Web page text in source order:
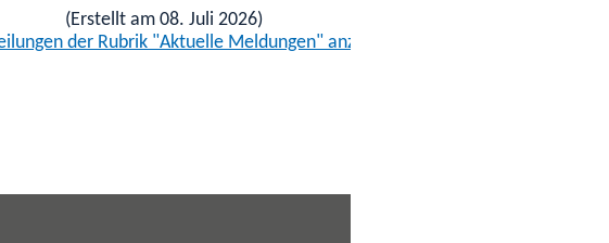
(Erstellt am 08. Juli 2026)
der Rubrik "Aktuelle Meldungen" anzeigen